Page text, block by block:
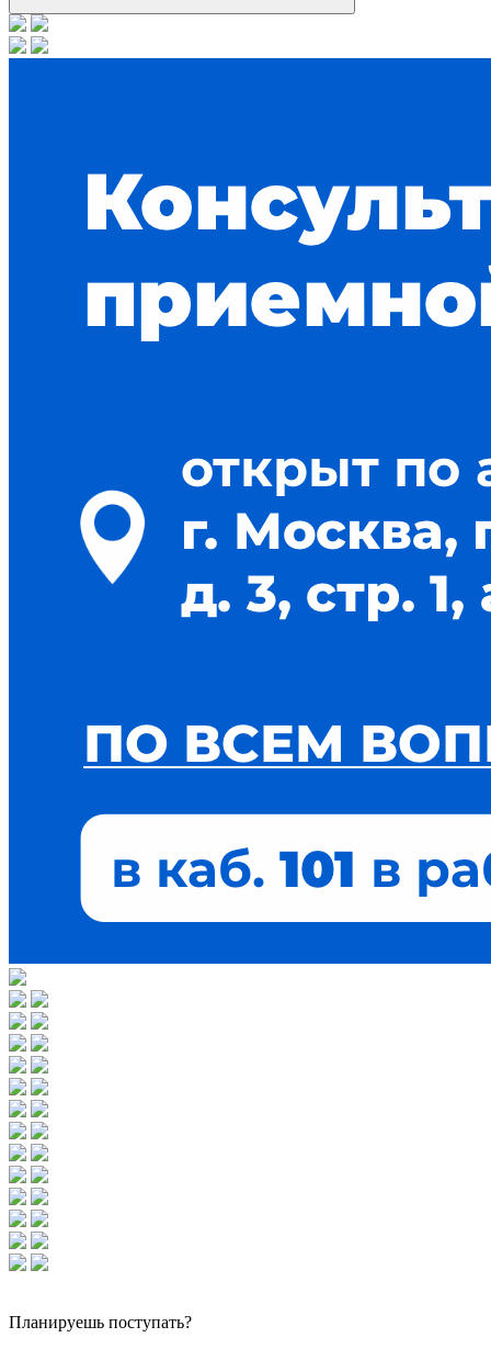
Планируешь поступать?